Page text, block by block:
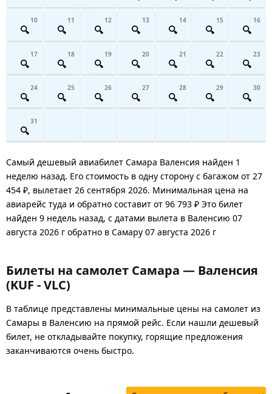
10 11 12 13 14 15 16
17 18 19 20 21 22 23
24 25 26 27 28 29 30
31
Самый дешевый авиабилет Самара Валенсия найден 1
неделю назад. Его стоимость в одну сторону с багажом от 27
454 ₽, вылетает 26 сентября 2026. Минимальная цена на
авиарейс туда и обратно составит от 96 793 ₽ Это билет
найден 9 недель назад, с датами вылета в Валенсию 07
августа 2026 г обратно в Самару 07 августа 2026 г
Билеты на самолет Самара — Валенсия
(KUF - VLC)
В таблице представлены минимальные цены на самолет из
Самары в Валенсию на прямой рейс. Если нашли дешевый
билет, не откладывайте покупку, горящие предложения
заканчиваются очень быстро.